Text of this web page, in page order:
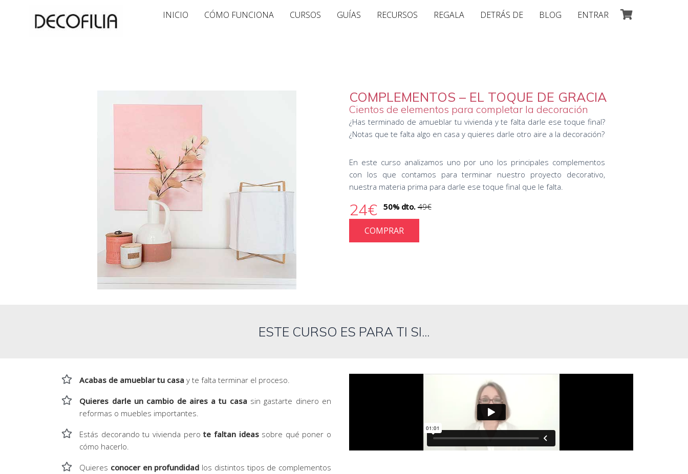
INICIO CÓMO FUNCIONA CURSOS GUÍAS RECURSOS REGALA DETRÁS DE BLOG ENTRAR
COMPLEMENTOS – EL TOQUE DE GRACIA
Cientos de elementos para completar la decoración
¿Has terminado de amueblar tu vivienda y te falta darle ese toque final?
¿Notas que te falta algo en casa y quieres darle otro aire a la decoración?
En este curso analizamos uno por uno los principales complementos
con los que contamos para terminar nuestro proyecto decorativo,
nuestra materia prima para darle ese toque final que le falta.
24€ 50% dto. 49€
COMPRAR
ESTE CURSO ES PARA TI SI...
Acabas de amueblar tu casa y te falta terminar el proceso.
Quieres darle un cambio de aires a tu casasin gastarte dinero en
reformas o muebles importantes.
Estás decorando tu vivienda perote faltan ideassobre qué poner o
cómo hacerlo.
Quieres conocer en profundidad los distintos tipos de complementos